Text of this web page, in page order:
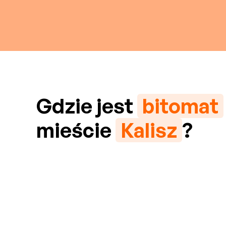
Gdzie jest bitomat
mieście Kalisz ?